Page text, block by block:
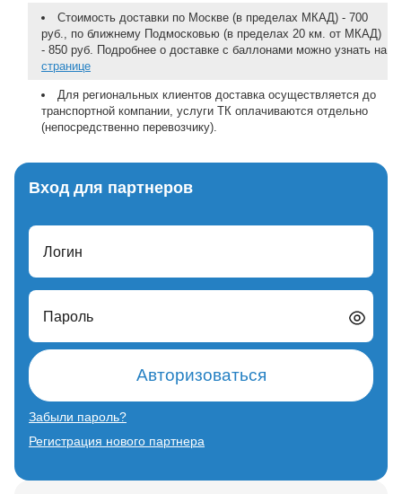
Стоимость доставки по Москве (в пределах МКАД) - 700
руб., по ближнему Подмосковью (в пределах 20 км. от МКАД)
- 850 руб. Подробнее о доставке с баллонами можно узнать на
странице
Для региональных клиентов доставка осуществляется до
транспортной компании, услуги ТК оплачиваются отдельно
(непосредственно перевозчику).
Вход для партнеров
Логин
Пароль
Авторизоваться
Забыли пароль?
Регистрация нового партнера